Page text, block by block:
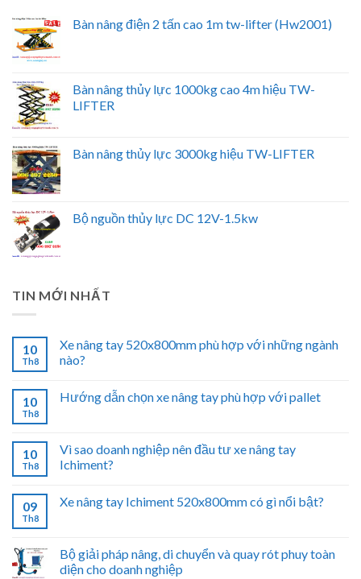
Bàn nâng điện 2 tấn cao 1m tw-lifter (Hw2001)
Bàn nâng thủy lực 1000kg cao 4m hiệu TW-
LIFTER
Bàn nâng thủy lực 3000kg hiệu TW-LIFTER
Bộ nguồn thủy lực DC 12V-1.5kw
TIN MỚI NHẤT
10
Th8
Xe nâng tay 520x800mm phù hợp với những ngành
nào?
10
Th8
Hướng dẫn chọn xe nâng tay phù hợp với pallet
10
Th8
Vì sao doanh nghiệp nên đầu tư xe nâng tay
Ichiment?
09
Th8
Xe nâng tay Ichiment 520x800mm có gì nổi bật?
Bộ giải pháp nâng, di chuyển và quay rót phuy toàn
diện cho doanh nghiệp